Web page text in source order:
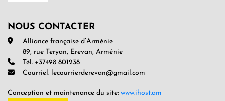
NOUS CONTACTER
Alliance française d’Arménie
89, rue Teryan, Erevan, Arménie
Tél. +37498 801238
Courriel. lecourrierderevan@gmail.com
Conception et maintenance du site: www.ihost.am